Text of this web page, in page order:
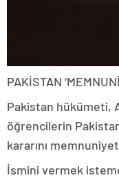
PAKİSTAN
Pakistan hükümeti,
öğrencilerin
kararını
İsmini vermek